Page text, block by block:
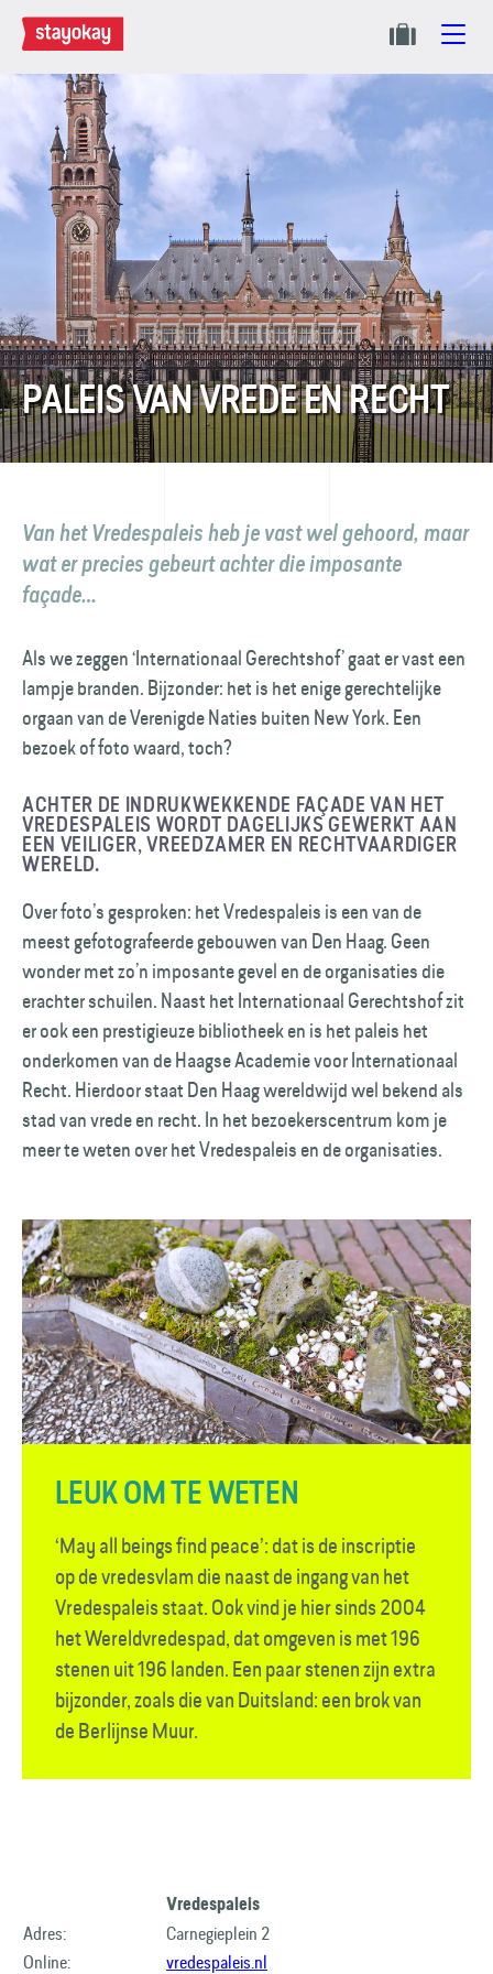
PALEIS VAN VREDE EN RECHT
Van het Vredespaleis heb je vast wel gehoord, maar
wat er precies gebeurt achter die imposante
façade…
Als we zeggen ‘Internationaal Gerechtshof’ gaat er vast een
lampje branden. Bijzonder: het is het enige gerechtelijke
orgaan van de Verenigde Naties buiten New York. Een
bezoek of foto waard, toch?
ACHTER DE INDRUKWEKKENDE FAÇADE VAN HET
VREDESPALEIS WORDT DAGELIJKS GEWERKT AAN
EEN VEILIGER, VREEDZAMER EN RECHT­VAARDIGER
WERELD.
Over foto’s gesproken: het Vredespaleis is een van de
meest gefotografeerde gebouwen van Den Haag. Geen
wonder met zo’n imposante gevel en de organisaties die
erachter schuilen. Naast het Internationaal Gerechtshof zit
er ook een prestigieuze bibliotheek en is het paleis het
onderkomen van de Haagse Academie voor Internationaal
Recht. Hierdoor staat Den Haag wereldwijd wel bekend als
stad van vrede en recht. In het bezoekerscentrum kom je
meer te weten over het Vredespaleis en de organisaties.
LEUK OM TE WETEN
‘May all beings find peace’: dat is de inscriptie
op de vredesvlam die naast de ingang van het
Vredespaleis staat. Ook vind je hier sinds 2004
het Wereldvredespad, dat omgeven is met 196
stenen uit 196 landen. Een paar stenen zijn extra
bijzonder, zoals die van Duitsland: een brok van
de Berlijnse Muur.
Vredespaleis
Adres:
Carnegieplein 2
Online:
vredespaleis.nl